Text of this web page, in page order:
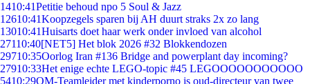
1410:41Petitie behoud npo 5 Soul & Jazz
12610:41Koopzegels sparen bij AH duurt straks 2x zo lang
13010:41Huisarts doet haar werk onder invloed van alcohol
27110:40[NET5] Het blok 2026 #32 Blokkendozen
29710:35Oorlog Iran #136 Bridge and powerplant day incoming?
27910:33Het enige echte LEGO-topic #45 LEGOOOOOOOOOOO
5410:29OM-Teamleider met kinderporno is oud-directeur van twee